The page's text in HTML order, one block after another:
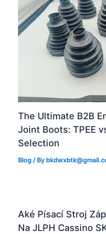
The Ultimate B2B
Joint Boots: TPEE
Selection
Blog / By
Aké Písací Stroj
Na JLPH Cassino